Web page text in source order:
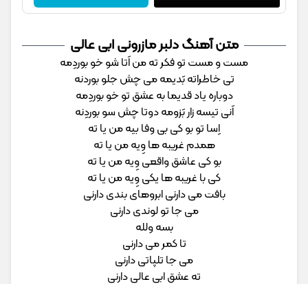
متن آهنگ دلبر مازرونی ابی عالی
مست و مست تو فکر ته من اَتا شو خو بوردِمه
تی خاطراته بَدیمه می چش جلو بوردنه
دوباره یاد قدیما به عشق تو خو بوردِمه
اَنی تیسه زار بَزومه دوتا چش سو بوردِنه
اِسا تو بو کی بی وفا بیه من یا ته
همدم غریبه ها وِیه من یا ته
بو کی عاشق واقعی وِیه من یا ته
کی با غریبه ها یکی وِیه من یا ته
بافت می دارنی ابروهای بندی دارنی
می جا تو لوندی دارنی
بسه ولله
تا کمر می دارنی
می جا تلپاتی دارنی
ته عشق ابی عالی دارنی